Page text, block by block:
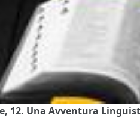
12. Una Avventura